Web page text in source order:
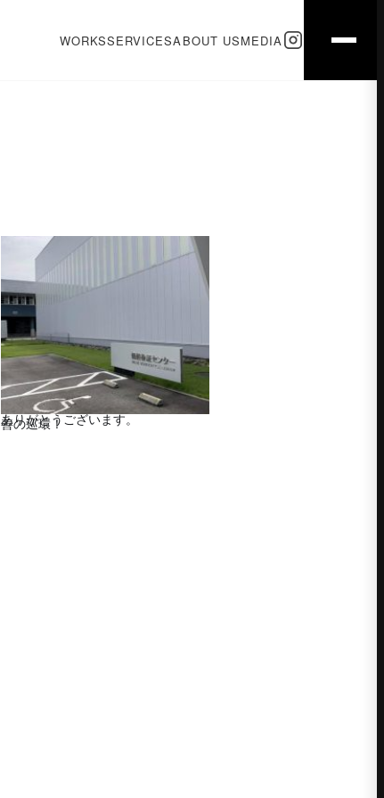
WORKSSERVICESABOUT USMEDIA
ありがとうございます。
善の巡環！